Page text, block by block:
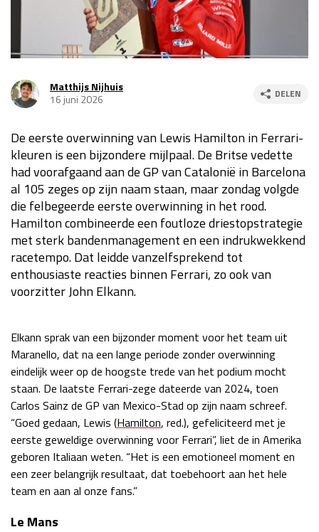
za 13:00 - 15:00
Kwalificatie
za 23:00 - 00:00
Race
zo 21:00 - 23:00
GP MEXICO 2026 30 okt - 01 nov
Race
zo 21:00 - 23:00
Kwalificatie
za 19:00 - 20:00
Race
zo 18:00 - 20:00
LAS VEGAS GRAND PRIX 2026
Kwalificatie
za 05:00 - 06:00
Race
zo 05:00 - 07:00
GP QATAR 2026 27 - 29 nov
GP ABU DHABI 2026 04 - 06 dec
Kwalificatie
za 15:00 - 16:00
Race
zo 14:00 - 16:00
Matthijs Nijhuis
16 juni 2026
DELEN
De eerste overwinning van Lewis Hamilton in Ferrari-
kleuren is een bijzondere mijlpaal. De Britse vedette
had voorafgaand aan de GP van Catalonië in Barcelona
al 105 zeges op zijn naam staan, maar zondag volgde
die felbegeerde eerste overwinning in het rood.
Hamilton combineerde een foutloze driestopstrategie
met sterk bandenmanagement en een indrukwekkend
racetempo. Dat leidde vanzelfsprekend tot
enthousiaste reacties binnen Ferrari, zo ook van
voorzitter John Elkann.
Elkann sprak van een bijzonder moment voor het team uit
Maranello, dat na een lange periode zonder overwinning
eindelijk weer op de hoogste trede van het podium mocht
staan. De laatste Ferrari-zege dateerde van 2024, toen
Carlos Sainz de GP van Mexico-Stad op zijn naam schreef.
“Goed gedaan, Lewis (Hamilton, red.), gefeliciteerd met je
eerste geweldige overwinning voor Ferrari”, liet de in Amerika
geboren Italiaan weten. “Het is een emotioneel moment en
een zeer belangrijk resultaat, dat toebehoort aan het hele
team en aan al onze fans.”
Le Mans